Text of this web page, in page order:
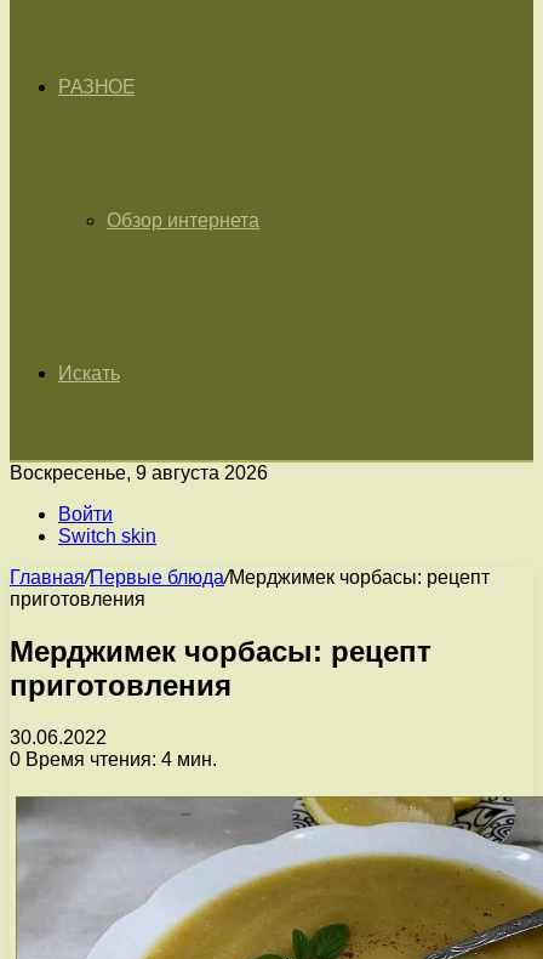
РАЗНОЕ
Обзор интернета
Искать
Воскресенье, 9 августа 2026
Войти
Switch skin
Главная/Первые блюда/Мерджимек чорбасы: рецепт
приготовления
Мерджимек чорбасы: рецепт
приготовления
30.06.2022
0 Время чтения: 4 мин.